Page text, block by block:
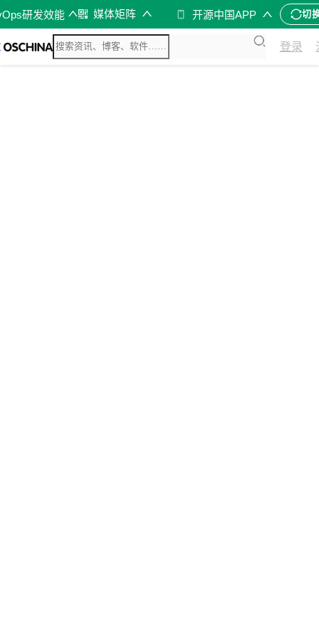
研发效能 媒体矩阵 开源中国APP 切
登录